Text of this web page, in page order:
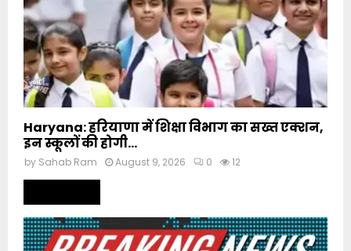
Haryana: हरियाणा में शिक्षा विभाग का सख्त एक्शन,
इन स्कूलों की होगी...
by Sahab Ram August 9, 2026 0 12